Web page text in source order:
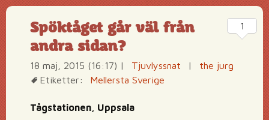
Spöktåget går väl från
andra sidan?
18 maj, 2015 (16:17) | Tjuvlyssnat |
the jurg
Etiketter:
Mellersta Sverige
Tågstationen, Uppsala
1